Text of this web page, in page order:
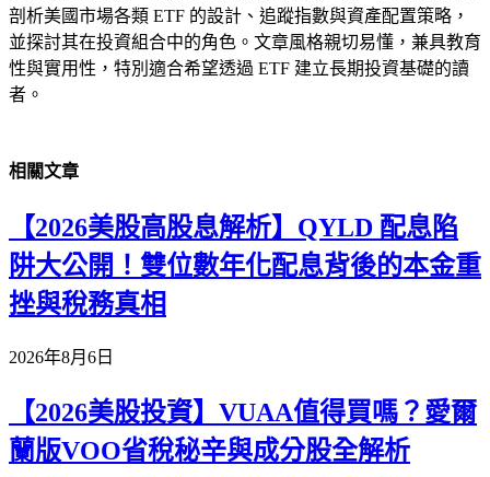
剖析美國市場各類 ETF 的設計、追蹤指數與資產配置策略，
並探討其在投資組合中的角色。文章風格親切易懂，兼具教育
性與實用性，特別適合希望透過 ETF 建立長期投資基礎的讀
者。
相關文章
【2026美股高股息解析】QYLD 配息陷
阱大公開！雙位數年化配息背後的本金重
挫與稅務真相
2026年8月6日
【2026美股投資】VUAA值得買嗎？愛爾
蘭版VOO省稅秘辛與成分股全解析